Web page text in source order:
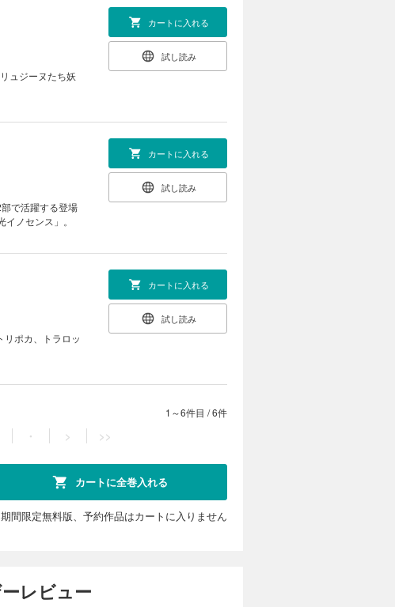
ュジーヌたち妖
カートに入れる
試し読み
で活躍する登場
ノセンス」。
カートに入れる
試し読み
ポカ、トラロッ
カートに入れる
試し読み
1～6件目 /6件
・ > >>
カートに全巻入れる
間限定無料版、予約作品はカートに入りません
レビュー